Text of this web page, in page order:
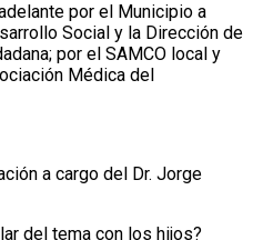
por el Municipio a
Social y la Dirección de
por el SAMCO local y
Médica del
a cargo del Dr. Jorge
del tema con los hijos?